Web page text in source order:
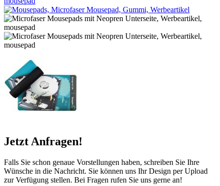
Jetzt Anfragen!
Falls Sie schon genaue Vorstellungen haben, schreiben Sie Ihre
Wünsche in die Nachricht. Sie können uns Ihr Design per Upload
zur Verfügung stellen. Bei Fragen rufen Sie uns gerne an!